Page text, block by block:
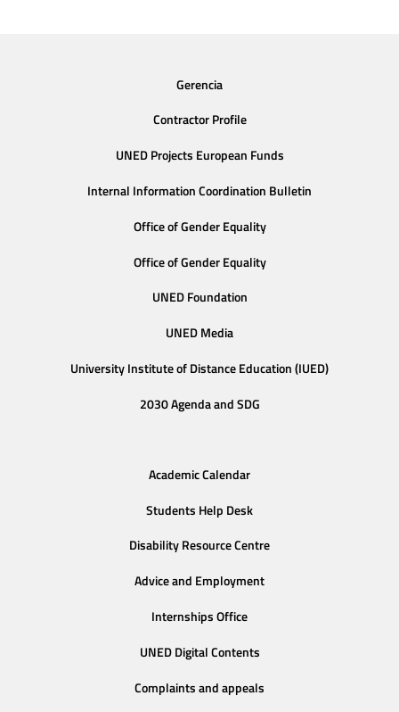
Gerencia
Contractor Profile
UNED Projects European Funds
Internal Information Coordination Bulletin
Office of Gender Equality
Office of Gender Equality
UNED Foundation
UNED Media
University Institute of Distance Education (IUED)
2030 Agenda and SDG
Academic Calendar
Students Help Desk
Disability Resource Centre
Advice and Employment
Internships Office
UNED Digital Contents
Complaints and appeals